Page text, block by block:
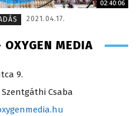
02:40:06
2021.04.17.
MEDIA
9.
Szentgáthi Csaba